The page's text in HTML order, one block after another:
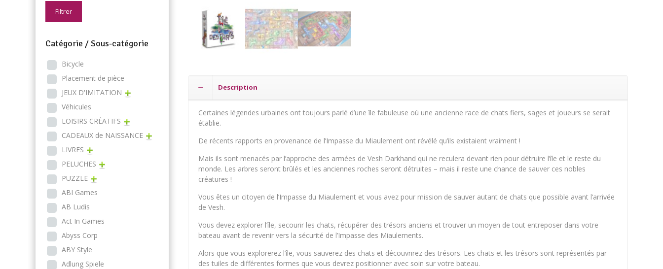
Description
Certaines légendes urbaines ont toujours parlé d’une île fabuleuse où une ancienne race de chats fiers, sages et joueurs se serait
établie.
De récents rapports en provenance de l’Impasse du Miaulement ont révélé qu’ils existaient vraiment !
Mais ils sont menacés par l’approche des armées de Vesh Darkhand qui ne reculera devant rien pour détruire l’île et le reste du
monde. Les arbres seront brûlés et les anciennes roches seront détruites – mais il reste une chance de sauver ces nobles
créatures !
Vous êtes un citoyen de l’Impasse du Miaulement et vous avez pour mission de sauver autant de chats que possible avant l’arrivée
de Vesh.
Vous devez explorer l’île, secourir les chats, récupérer des trésors anciens et trouver un moyen de tout entreposer dans votre
bateau avant de revenir vers la sécurité de l’Impasse des Miaulements.
Alors que vous explorerez l’île, vous sauverez des chats et découvrirez des trésors. Les chats et les trésors sont représentés par
des tuiles de différentes formes que vous devrez positionner avec soin sur votre bateau.
Filtrer
Catégorie / Sous-catégorie
Bicycle
Placement de pièce
JEUX D'IMITATION
Véhicules
LOISIRS CRÉATIFS
CADEAUX de NAISSANCE
LIVRES
PELUCHES
PUZZLE
ABI Games
AB Ludis
Act In Games
Abyss Corp
ABY Style
Adlung Spiele